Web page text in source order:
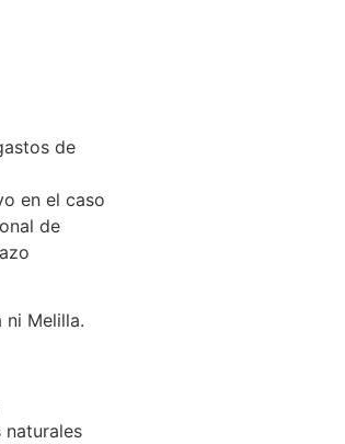
de
en el caso
de
ni Melilla.
naturales